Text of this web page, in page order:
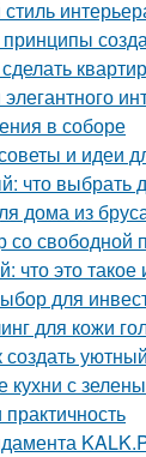
в соборе
и идеи
что выбрать
дома из
что это такое
для
для кожи
кухни с